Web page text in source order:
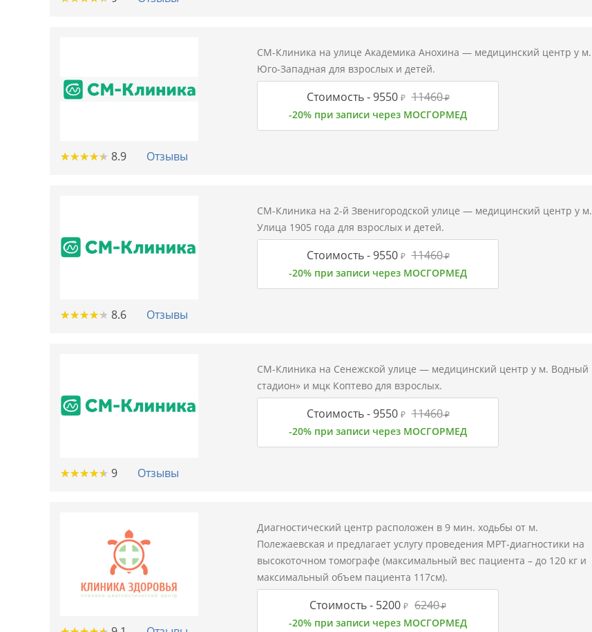
★★★★★
★★★★★ 8.9 Отзывы
СМ-Клиника на улице Академика Анохина — медицинский центр у м.
Юго-Западная для взрослых и детей.
Стоимость -9550 ₽ 11460₽
-20% при записи через МОСГОРМЕД
★★★★★
★★★★★ 8.6 Отзывы
СМ-Клиника на 2-й Звенигородской улице — медицинский центр у м.
Улица 1905 года для взрослых и детей.
Стоимость -9550 ₽ 11460₽
-20% при записи через МОСГОРМЕД
★★★★★
★★★★★ 9 Отзывы
СМ-Клиника на Сенежской улице — медицинский центр у м. Водный
стадион» и мцк Коптево для взрослых.
Стоимость -9550 ₽ 11460₽
-20% при записи через МОСГОРМЕД
Диагностический центр расположен в 9 мин. ходьбы от м.
Полежаевская и предлагает услугу проведения МРТ-диагностики на
высокоточном томографе (максимальный вес пациента – до 120 кг и
максимальный объем пациента 117см).
Стоимость - 5200 ₽ 6240₽
-20% при записи через МОСГОРМЕД